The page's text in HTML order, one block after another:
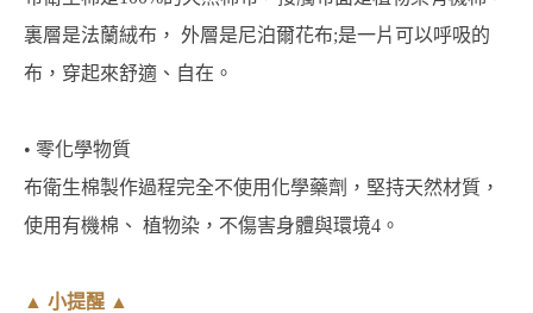
裏層是法蘭絨布， 外層是尼泊爾花布;是一片可以呼吸的
布，穿起來舒適、自在。
• 零化學物質
布衛生棉製作過程完全不使用化學藥劑，堅持天然材質，
使用有機棉、 植物染，不傷害身體與環境4。
▲ 小提醒 ▲